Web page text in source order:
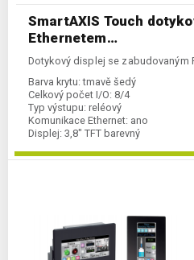
SmartAXIS Touch
Ethernetem…
Dotykový displej se zabudovaným
Barva krytu: tmavě šedý
Celkový počet I/O: 8/4
Typ výstupu: reléový
Komunikace Ethernet: ano
Displej: 3,8" TFT barevný
Kategorie: displej s PLC